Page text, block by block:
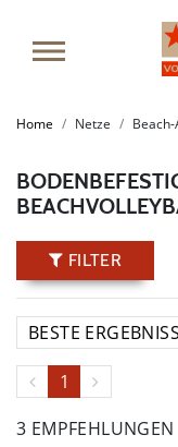
Home Netze
FILTER
1
3 EMPFEHLUNGEN